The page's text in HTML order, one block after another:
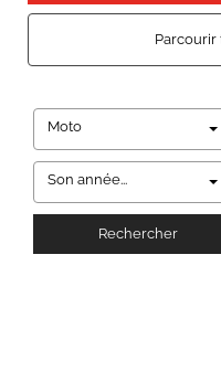
Parcourir
Moto
Son année...
Rechercher